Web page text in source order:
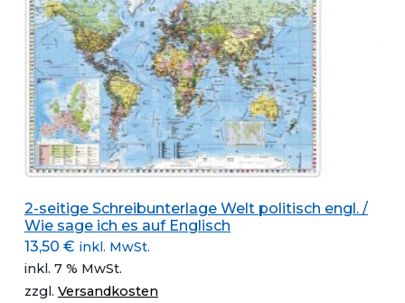
2-seitige Schreibunterlage Welt politisch engl. /
Wie sage ich es auf Englisch
13,50 € inkl. MwSt.
inkl. 7 % MwSt.
zzgl. Versandkosten